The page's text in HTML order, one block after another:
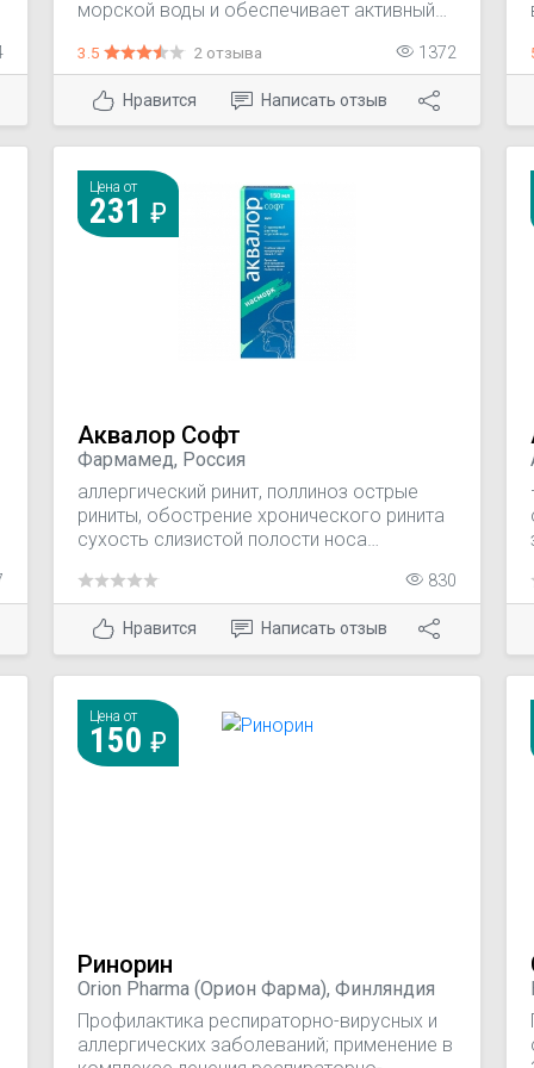
морской воды и обеспечивает активный
удалению слизи, уменьшению
инфицированных выделений и отечности
слизистой носа, размягчению и удалению
корок. Препарат нормализует защитную
функцию реснитчатого эпителия слизистой
носа и улучшает носовое дыхание.
Оказывает увлажняющее и
противовоспалительное действие.
3.5 2 отзыва 1372
Нравится Написать отзыв
Цена от
231
Аквалор Софт
Фармамед, Россия
аллергический ринит, поллиноз острые
риниты, обострение хронического ринита
сухость слизистой полости носа
ежедневный уход за чувствительной и/ или
раздраженной слизистой полости носа
профилактика и комплексное лечение
ОРВИ и гриппа, в т.ч. у лиц с повышенной
чувствительностью слизистой полости
носа
830
Нравится Написать отзыв
Цена от
150
Ринорин
Orion Pharma (Орион Фарма), Финляндия
Профилактика респираторно-вирусных и
аллергических заболеваний; применение в